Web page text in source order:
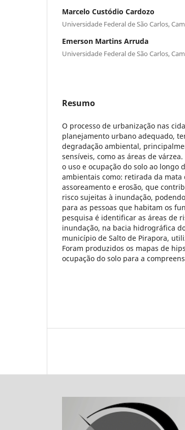
Marcelo Custódio Cardozo
Universidade Federal de São Carlos,
Emerson Martins Arruda
Universidade Federal de São Carlos,
Resumo
O processo de urbanização nas
planejamento urbano adequado,
degradação ambiental,
sensíveis, como as áreas de
o uso e ocupação do solo ao longo
ambientais como: retirada da
assoreamento e erosão, que
risco sujeitas à inundação,
para as pessoas que habitam os
pesquisa é identificar as áreas de
inundação, na bacia hidrográfica
município de Salto de Pirapora,
Foram produzidos os mapas de
ocupação do solo para a